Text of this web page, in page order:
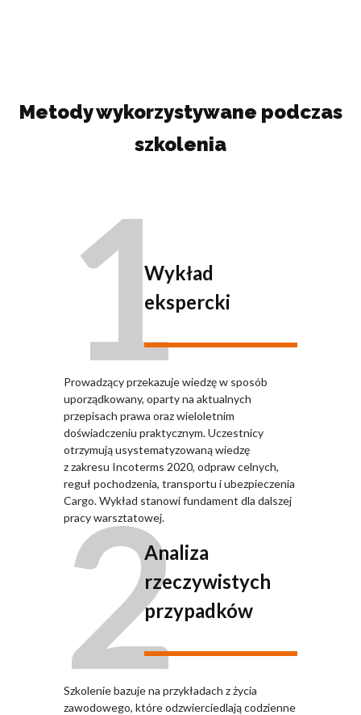
Metody wykorzystywane podczas
szkolenia
1Wykład
ekspercki
Prowadzący przekazuje wiedzę w sposób
uporządkowany, oparty na aktualnych
przepisach prawa oraz wieloletnim
doświadczeniu praktycznym. Uczestnicy
otrzymują usystematyzowaną wiedzę
z zakresu Incoterms 2020, odpraw celnych,
reguł pochodzenia, transportu i ubezpieczenia
Cargo. Wykład stanowi fundament dla dalszej
pracy warsztatowej.
2Analiza
rzeczywistych
przypadków
Szkolenie bazuje na przykładach z życia
zawodowego, które odzwierciedlają codzienne